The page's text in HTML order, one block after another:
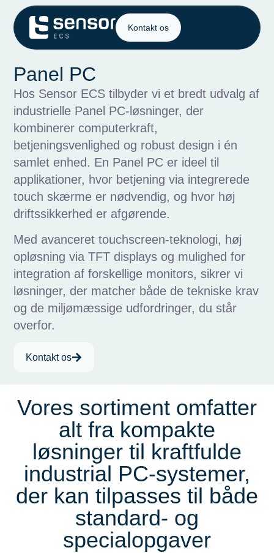
Kontakt os
Panel PC
Hos Sensor ECS tilbyder vi et bredt udvalg af
industrielle Panel PC-løsninger, der
kombinerer computerkraft,
betjeningsvenlighed og robust design i én
samlet enhed. En Panel PC er ideel til
applikationer, hvor betjening via integrerede
touch skærme er nødvendig, og hvor høj
driftssikkerhed er afgørende.
Med avanceret touchscreen-teknologi, høj
opløsning via TFT displays og mulighed for
integration af forskellige monitors, sikrer vi
løsninger, der matcher både de tekniske krav
og de miljømæssige udfordringer, du står
overfor.
Kontakt os
Vores sortiment omfatter
alt fra kompakte
løsninger til kraftfulde
industrial PC-systemer,
der kan tilpasses til både
standard- og
specialopgaver